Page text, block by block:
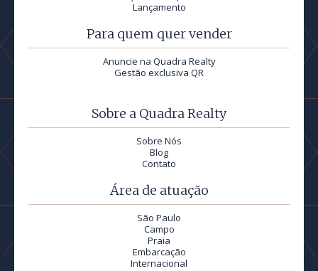
Lançamento
Para quem quer vender
Anuncie na Quadra Realty
Gestão exclusiva QR
Sobre a Quadra Realty
Sobre Nós
Blog
Contato
Área de atuação
São Paulo
Campo
Praia
Embarcação
Internacional